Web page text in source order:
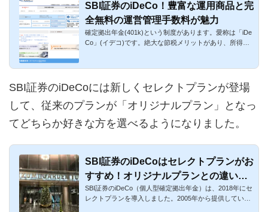
SBI証券のiDeCo！豊富な運用商品と完
全無料の運営管理手数料が魅力
確定拠出年金(401k)という制度があります。愛称は「iDe
Co」(イデコ)です。絶大な節税メリットがあり、所得
SBI証券のiDeCoには新しくセレクトプランが登場
して、従来のプランが「オリジナルプラン」となっ
てどちらか好きな方を選べるようになりました。
SBI証券のiDeCoはセレクトプランがお
すすめ！オリジナルプランとの違いを
比較！
SBI証券のiDeCo（個人型確定拠出年金）は、2018年にセ
レクトプランを導入しました。2005年から提供している